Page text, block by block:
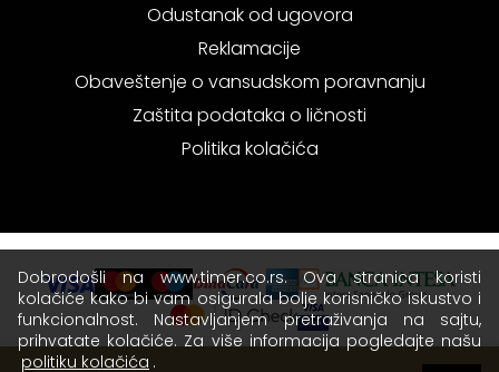
Odustanak od ugovora
Reklamacije
Obaveštenje o vansudskom poravnanju
Zaštita podataka o ličnosti
Politika kolačića
Dobrodošli na www.timer.co.rs. Ova stranica koristi
kolačiće kako bi vam osigurala bolje korisničko iskustvo i
funkcionalnost. Nastavljanjem pretraživanja na sajtu,
prihvatate kolačiće. Za više informacija pogledajte našu
politiku kolačića .